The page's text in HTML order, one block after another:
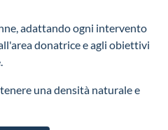
adattando ogni intervento
donatrice e agli obiettivi
una densità naturale e